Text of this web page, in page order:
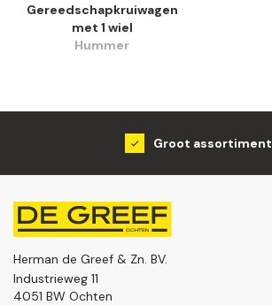
Gereedschapkruiwagen
met 1 wiel
Hummer
Groot assortiment
Herman de Greef & Zn. BV.
Industrieweg 11
4051 BW Ochten